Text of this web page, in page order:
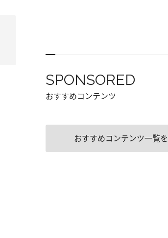
SPONSORED
おすすめコンテンツ
おすすめコンテンツ一覧